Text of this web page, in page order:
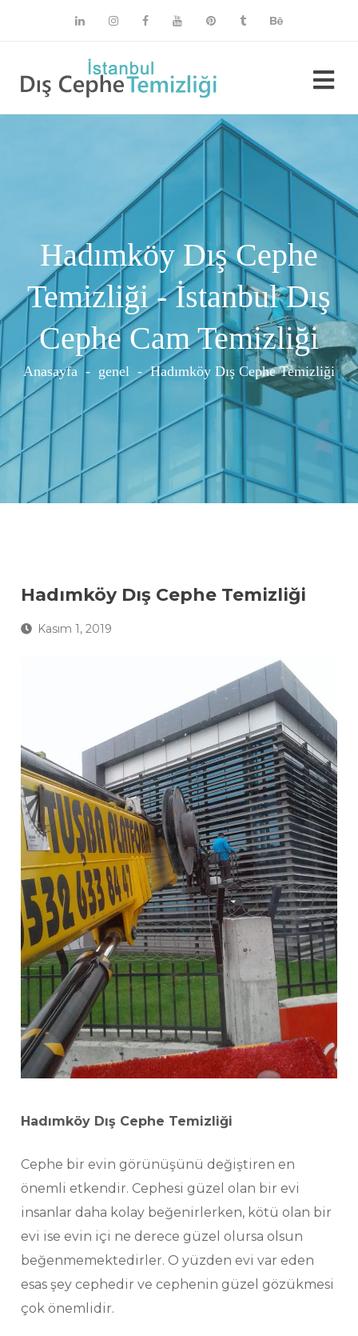
Hadımköy Dış Cephe
Temizliği - İstanbul Dış
Cephe Cam Temizliği
Anasayfa - genel - Hadımköy Dış Cephe Temizliği
Hadımköy Dış Cephe Temizliği
Kasım 1, 2019
Hadımköy Dış Cephe Temizliği
Cephe bir evin görünüşünü değiştiren en
önemli etkendir. Cephesi güzel olan bir evi
insanlar daha kolay beğenirlerken, kötü olan bir
evi ise evin içi ne derece güzel olursa olsun
beğenmemektedirler. O yüzden evi var eden
esas şey cephedir ve cephenin güzel gözükmesi
çok önemlidir.